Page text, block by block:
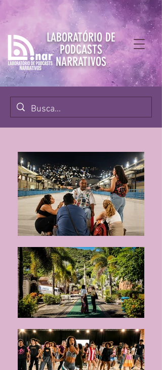
LABORATÓRIO DE
PODCASTS
NARRATIVOS